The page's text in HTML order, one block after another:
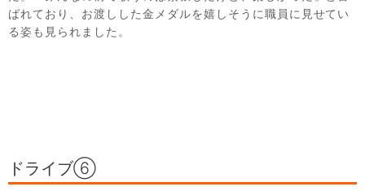
ばれており、お渡しした金メダルを嬉しそうに職員に見せてい
る姿も見られました。
ドライブ⑥